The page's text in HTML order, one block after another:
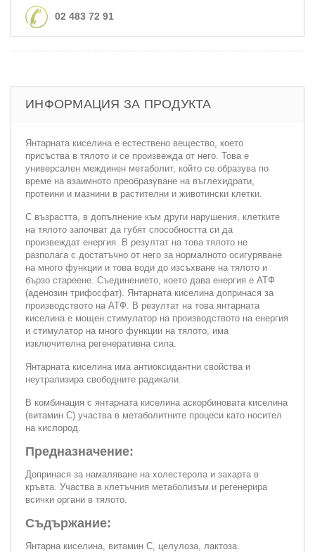
02 483 72 91
ИНФОРМАЦИЯ ЗА ПРОДУКТА
Янтарната киселина е естествено вещество, което
присъства в тялото и се произвежда от него. Това е
универсален междинен метаболит, който се образува по
време на взаимното преобразуване на въглехидрати,
протеини и мазнини в растителни и животински клетки.
С възрастта, в допълнение към други нарушения, клетките
на тялото започват да губят способността си да
произвеждат енергия. В резултат на това тялото не
разполага с достатъчно от него за нормалното осигуряване
на много функции и това води до изсъхване на тялото и
бързо стареене. Съединението, което дава енергия е АТФ
(аденозин трифосфат). Янтарната киселина допринася за
производството на АТФ. В резултат на това янтарната
киселина е мощен стимулатор на производството на енергия
и стимулатор на много функции на тялото, има
изключителна регенеративна сила.
Янтарната киселина има антиоксидантни свойства и
неутрализира свободните радикали.
В комбинация с янтарната киселина аскорбиновата киселина
(витамин С) участва в метаболитните процеси като носител
на кислород.
Предназначение:
Допринася за намаляване на холестерола и захарта в
кръвта. Участва в клетъчния метаболизъм и регенерира
всички органи в тялото.
Съдържание:
Янтарна киселина, витамин С, целулоза, лактоза.